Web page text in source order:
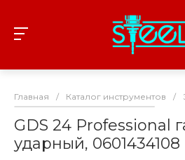
Главная / Каталог инструментов /
GDS 24 Professional
ударный, 0601434108